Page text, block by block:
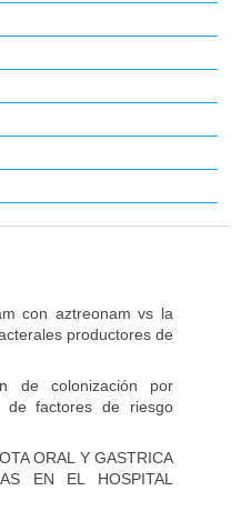
con aztreonam vs la
productores de
de colonización por
de factores de riesgo
ORAL Y GASTRICA
EN EL HOSPITAL